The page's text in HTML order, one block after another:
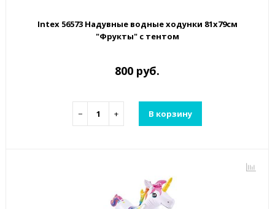
Intex 56573 Надувные водные ходунки 81х79см
"Фрукты" с тентом
800 руб.
− + В корзину